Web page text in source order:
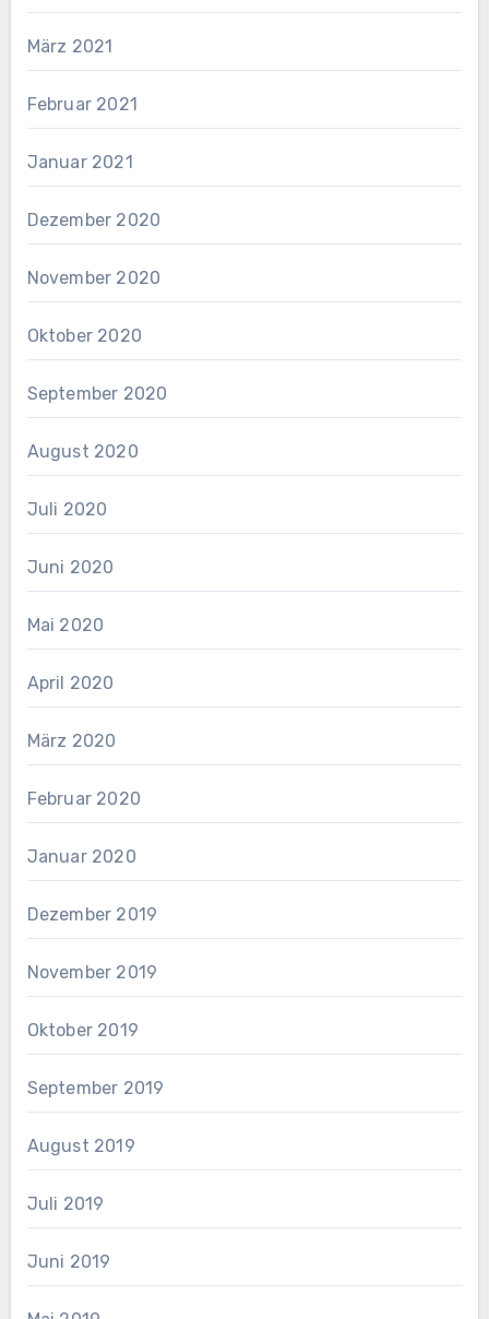
März 2021
Februar 2021
Januar 2021
Dezember 2020
November 2020
Oktober 2020
September 2020
August 2020
Juli 2020
Juni 2020
Mai 2020
April 2020
März 2020
Februar 2020
Januar 2020
Dezember 2019
November 2019
Oktober 2019
September 2019
August 2019
Juli 2019
Juni 2019